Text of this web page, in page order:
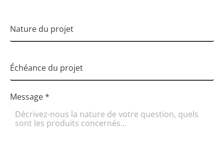
Nature du projet
Échéance du projet
Message*